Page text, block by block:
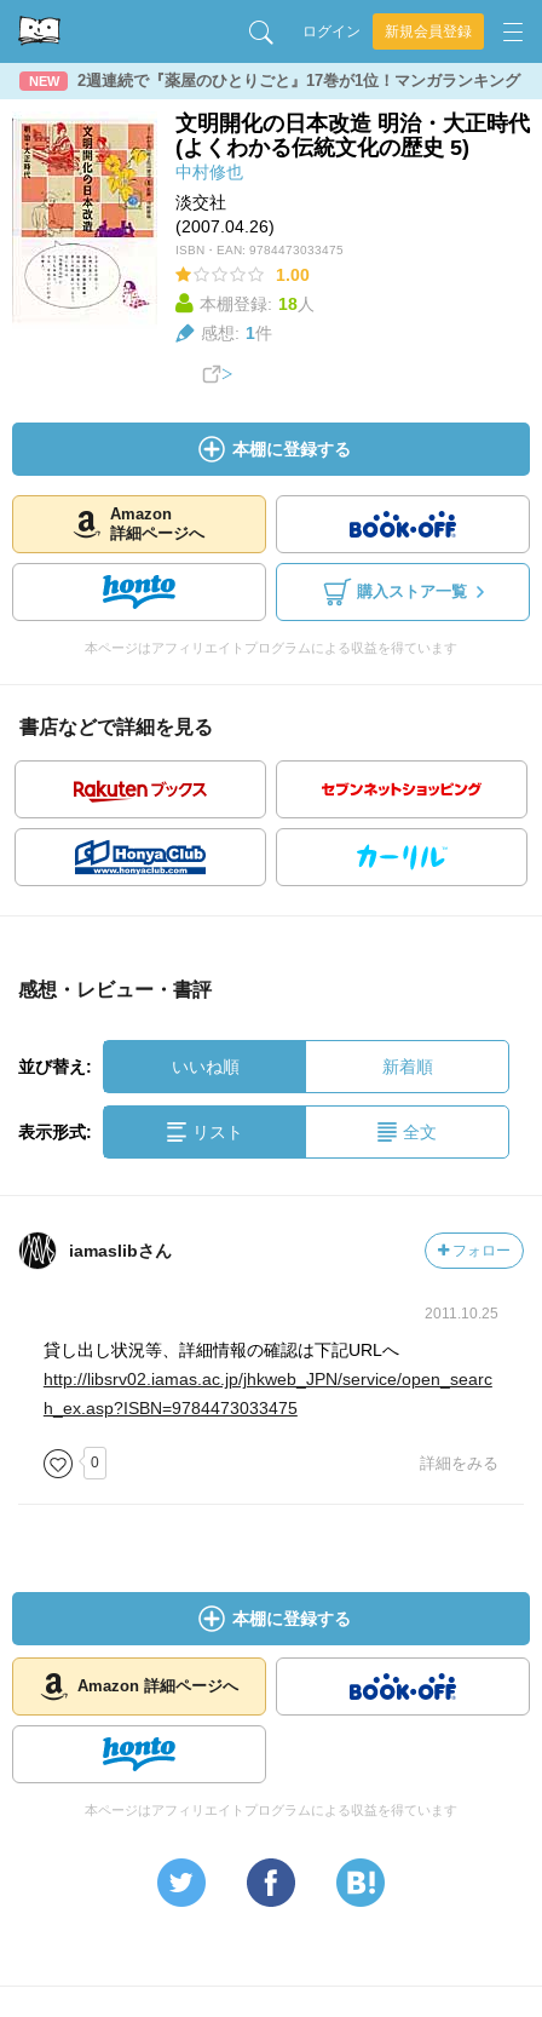
ログイン 新規会員登録
NEW 2週連続で『薬屋のひとりごと』17巻が1位！マンガランキング
文明開化の日本改造 明治・大正時代
(よくわかる伝統文化の歴史 5)
中村修也
淡交社
(2007.04.26)
ISBN・EAN: 9784473033475
1.00
本棚登録: 18人
感想: 1件
本棚に登録する
Amazon
詳細ページへ
購入ストア一覧
本ページはアフィリエイトプログラムによる収益を得ています
書店などで詳細を見る
感想・レビュー・書評
並び替え: いいね順 新着順
表示形式: リスト 全文
iamaslibさん フォロー
2011.10.25
貸し出し状況等、詳細情報の確認は下記URLへ
http://libsrv02.iamas.ac.jp/jhkweb_JPN/service/open_searc
h_ex.asp?ISBN=9784473033475
0 詳細をみる
本棚に登録する
Amazon 詳細ページへ
本ページはアフィリエイトプログラムによる収益を得ています